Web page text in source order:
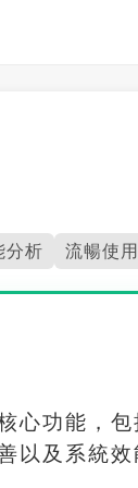
分析 流暢使用
心功能，
以及系統